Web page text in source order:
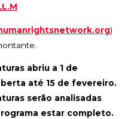
)
abriu a 1 de
até 15 de fevereiro.
serão analisadas
estar completo.